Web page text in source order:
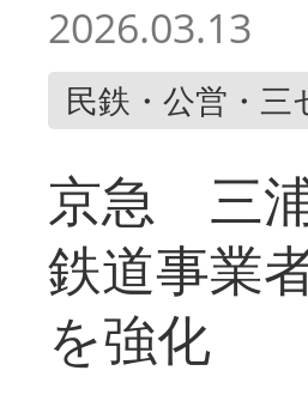
2026.03.13
民鉄・公営・三
京急 三
鉄道事業
を強化